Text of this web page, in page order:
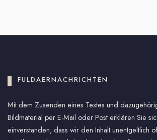
FULDAERNACHRICHTEN
Mit dem Zusenden eines Textes und
Bildmaterial per E-Mail oder Post erklären Sie
einverstanden, dass wir den Inhalt unentgeltlich